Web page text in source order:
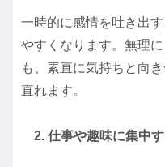
一時的に感情を吐き出
やすくなります。無理
も、素直に気持ちと向
直れます。
2. 仕事や趣味に集中